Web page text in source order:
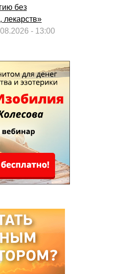
без
лекарств»
- 13:00